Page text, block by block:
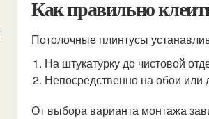
Как правильно
Потолочные плинтусы
На штукатурку до чистовой
Непосредственно на обои или
От выбора варианта монтажа